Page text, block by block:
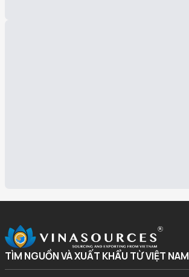
TÌM NGUỒN VÀ XUẤT KHẨU TỪ VIỆT NAM